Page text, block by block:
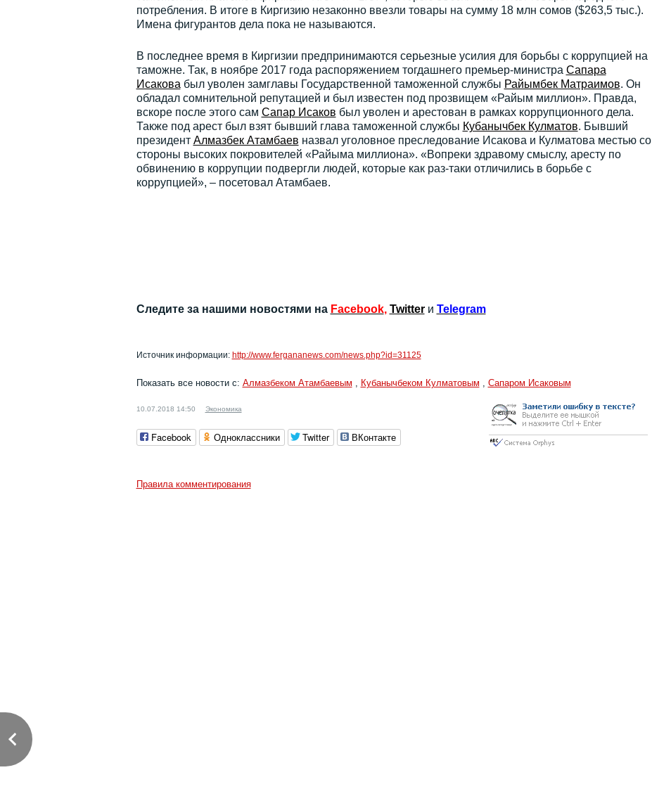
потребления. В итоге в Киргизию незаконно ввезли товары на сумму 18 млн сомов ($263,5 тыс.).
Имена фигурантов дела пока не называются.
В последнее время в Киргизии предпринимаются серьезные усилия для борьбы с коррупцией на
таможне. Так, в ноябре 2017 года распоряжением тогдашнего премьер-министра Сапара
Исакова был уволен замглавы Государственной таможенной службы Райымбек Матраимов. Он
обладал сомнительной репутацией и был известен под прозвищем «Райым миллион». Правда,
вскоре после этого сам Сапар Исаков был уволен и арестован в рамках коррупционного дела.
Также под арест был взят бывший глава таможенной службы Кубанычбек Кулматов. Бывший
президент Алмазбек Атамбаев назвал уголовное преследование Исакова и Кулматова местью со
стороны высоких покровителей «Райыма миллиона». «Вопреки здравому смыслу, аресту по
обвинению в коррупции подвергли людей, которые как раз-таки отличились в борьбе с
коррупцией», – посетовал Атамбаев.
Следите за нашими новостями на Facebook, Twitter и Telegram
Источник информации: http://www.fergananews.com/news.php?id=31125
Показать все новости с: Алмазбеком Атамбаевым , Кубанычбеком Кулматовым , Сапаром Исаковым
10.07.2018 14:50 Экономика
Facebook Одноклассники Twitter ВКонтакте
Правила комментирования